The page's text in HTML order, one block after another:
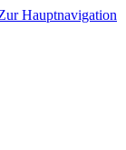
Hauptnavigation